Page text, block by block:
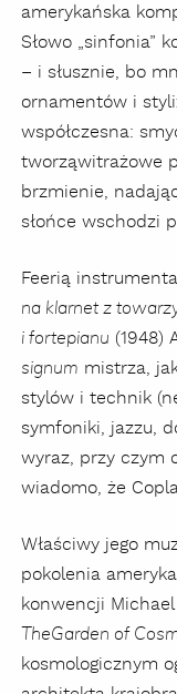
amerykańska
Słowo „sinfonia”
– i słusznie, bo
ornamentów i
współczesna:
tworząwitrażowe
brzmienie,
słońce wschodzi
Feerią
na klarnet z
i fortepianu (1948)
signum mistrza,
stylów i technik
symfoniki, jazzu,
wyraz, przy czym
wiadomo, że
Właściwy jego
pokolenia
konwencji
TheGarden of
kosmologicznym